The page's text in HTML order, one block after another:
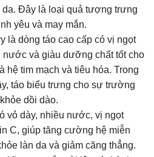
da. Đây là loại quả tượng trưng
yêu và may mắn.
là dòng táo cao cấp có vị ngọt
nước và giàu dưỡng chất tốt cho
hệ tim mạch và tiêu hóa. Trong
táo biểu trưng cho sự trường
dồi dào.
vỏ dày, nhiều nước, vị ngọt
C, giúp tăng cường hệ miễn
làn da và giảm căng thẳng.